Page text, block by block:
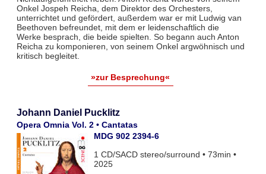
Onkel Jospeh Reicha, dem Direktor des Orchesters,
unterrichtet und gefördert, außerdem war er mit Ludwig van
Beethoven befreundet, mit dem er leidenschaftlich die
Werke besprach, die beide spielten. So begann auch Anton
Reicha zu komponieren, von seinem Onkel argwöhnisch und
kritisch begleitet.
»zur Besprechung«
Johann Daniel Pucklitz
Opera Omnia Vol. 2 • Cantatas
MDG 902 2394-6
1 CD/SACD stereo/surround • 73min •
2025